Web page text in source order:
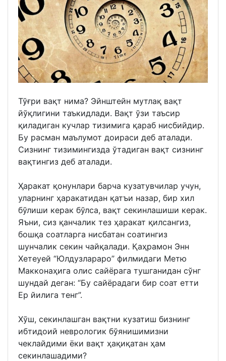
Тўғри вақт нима? Эйнштейн мутлақ вақт
йўқлигини таъкидлади. Вақт ўзи таъсир
қиладиган кучлар тизимига қараб нисбийдир.
Бу расман маълумот доираси деб аталади.
Сизнинг тизимингизда ўтадиган вақт сизнинг
вақтингиз деб аталади.
Ҳаракат қонунлари барча кузатувчилар учун,
уларнинг ҳаракатидан қатъи назар, бир хил
бўлиши керак бўлса, вақт секинлашиши керак.
Яъни, сиз қанчалик тез ҳаракат қилсангиз,
бошқа соатларга нисбатан соатингиз
шунчалик секин чайқалади. Қаҳрамон Энн
Хетеуей “Юлдузлараро” филмидаги Метю
Макконаҳига олис сайёрага тушганидан сўнг
шундай деган: “Бу сайёрадаги бир соат етти
Ер йилига тенг”.
Хўш, секинлашган вақтни кузатиш бизнинг
ибтидоий неврологик бўянишимизни
чеклайдими ёки вақт ҳақиқатан ҳам
секинлашадими?